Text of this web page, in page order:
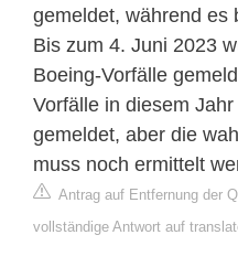
gemeldet, während es
Bis zum 4. Juni 2023
Boeing-Vorfälle
Vorfälle in diesem
gemeldet, aber die
muss noch ermittelt
Antrag auf Entfernung der
vollständige Antwort auf